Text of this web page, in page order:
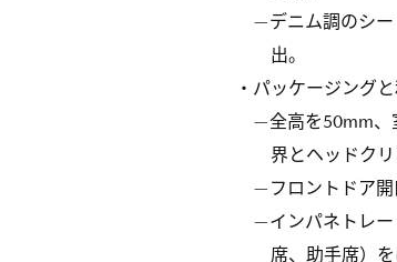
—デニム調のシー
出。
・パッケージング
—全高を50mm、
界とヘッドク
—フロントドア開
—インパネトレー
席、助手席）